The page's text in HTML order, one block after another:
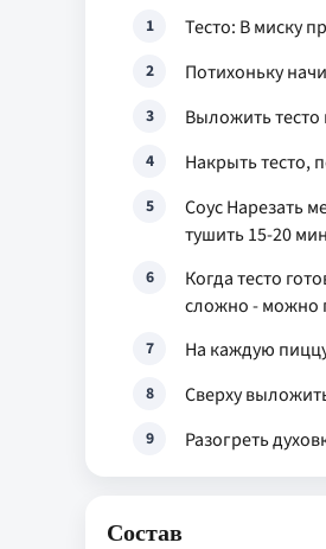
1 Тесто: В миску
2 Потихоньку
3 Выложить тесто
4 Накрыть тесто,
5
Соус Нарезать
тушить 15-20
6
Когда тесто
сложно - можно
7 На каждую
8 Сверху
9 Разогреть
Состав